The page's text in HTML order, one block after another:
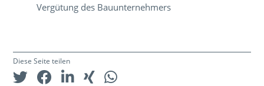
Vergütung des Bauunternehmers
Diese Seite teilen